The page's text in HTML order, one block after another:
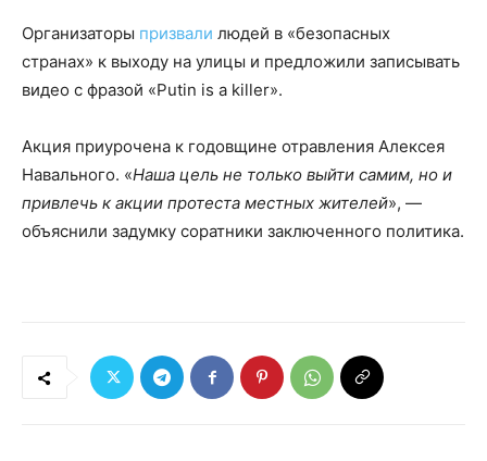
Организаторы призвали людей в «безопасных
странах» к выходу на улицы и предложили записывать
видео с фразой «Putin is a killer».
Акция приурочена к годовщине отравления Алексея
Навального. «Наша цель не только выйти самим, но и
привлечь к акции протеста местных жителей», —
объяснили задумку соратники заключенного политика.